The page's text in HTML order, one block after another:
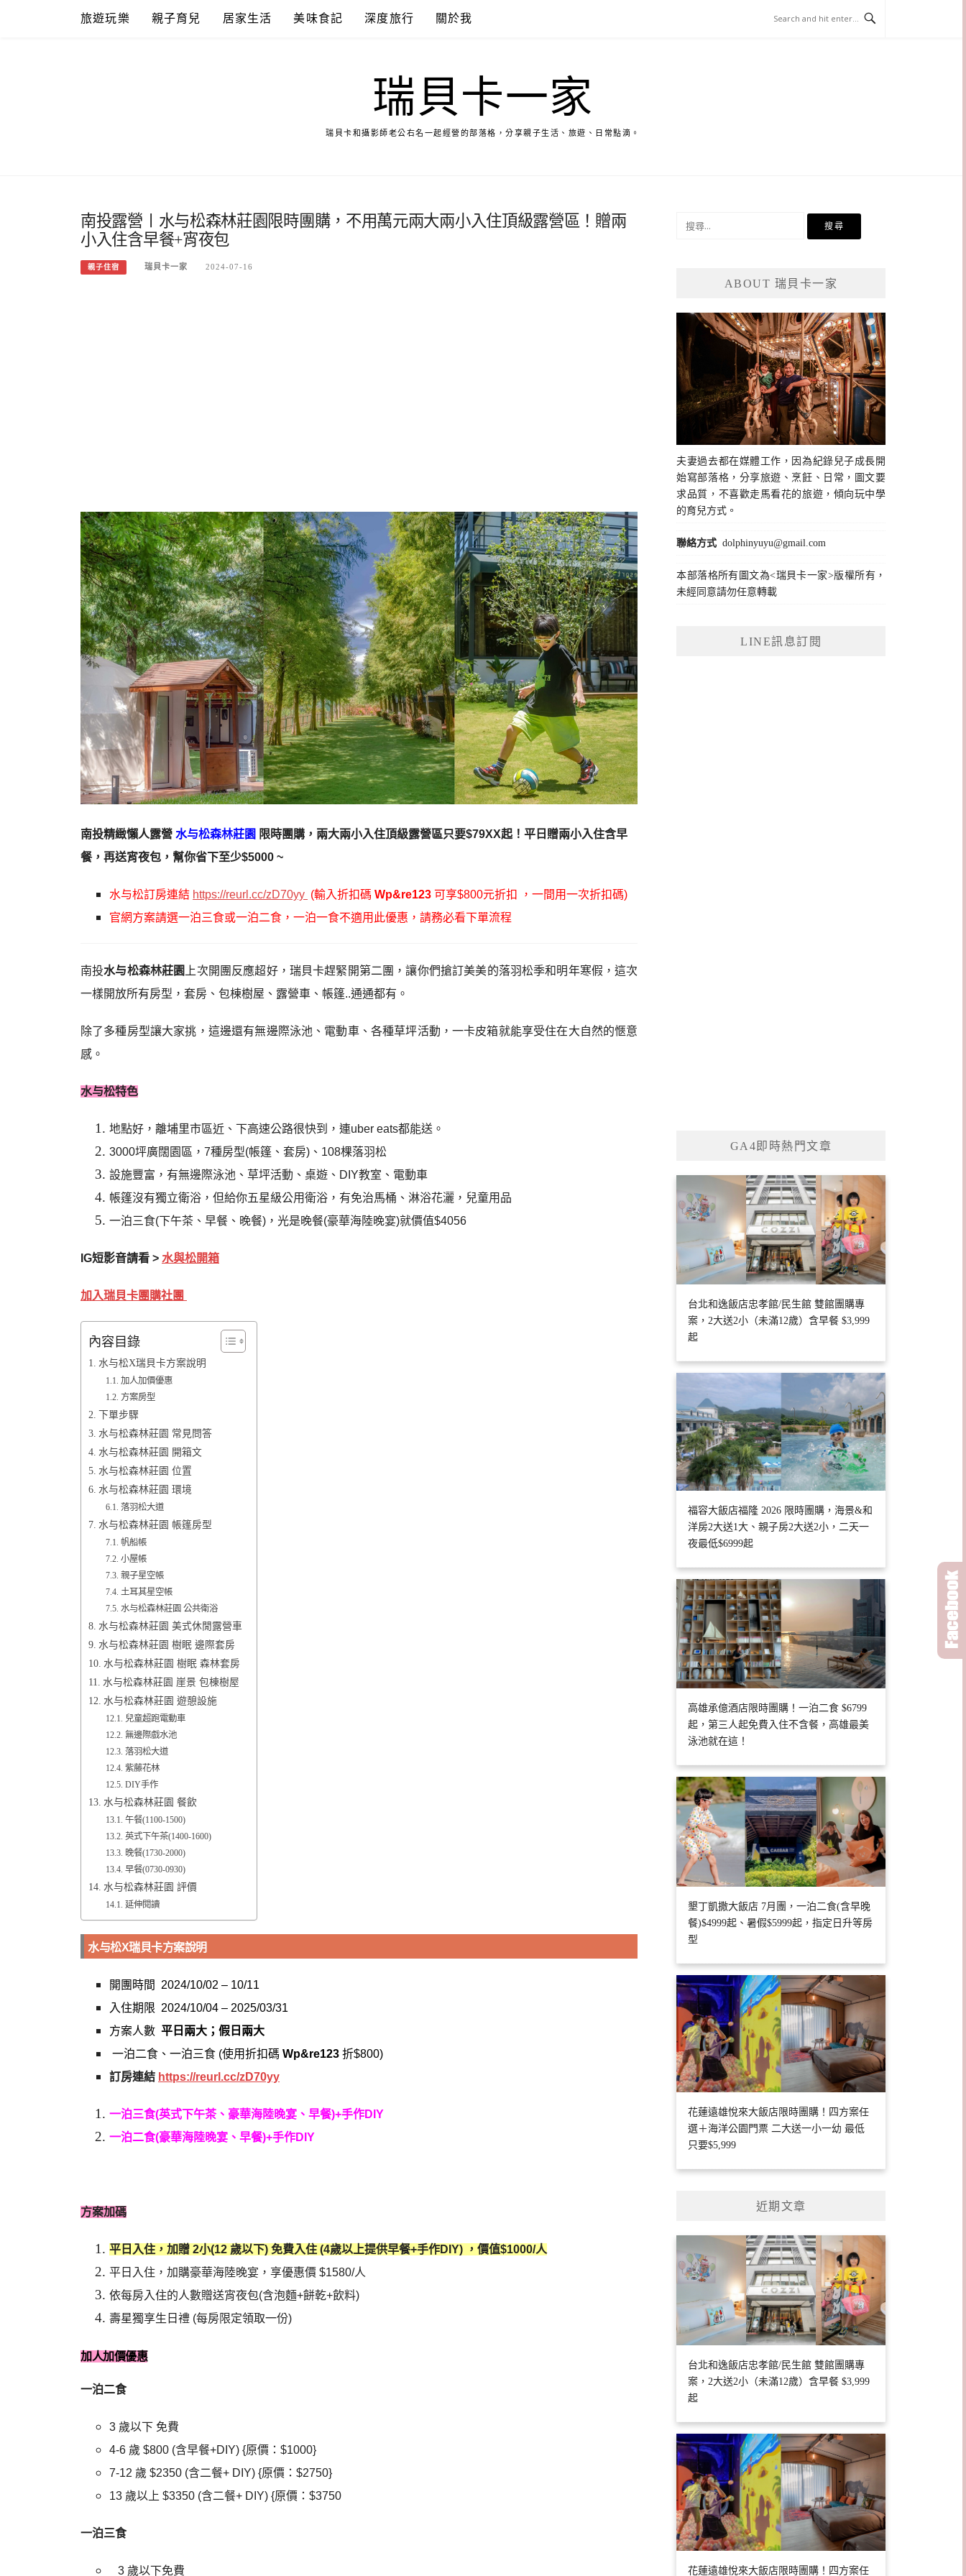
旅遊玩樂 親子育兒 居家生活 美味食記 深度旅行 關於我
瑞貝卡一家
瑞貝卡和攝影師老公右名一起經營的部落格，分享親子生活、旅遊、日常點滴。
南投露營〡水与松森林莊園限時團購，不用萬元兩大兩小入住頂級露營區！贈兩
小入住含早餐+宵夜包
親子住宿 瑞貝卡一家 2024-07-16
南投精緻懶人露營 水与松森林莊園 限時團購， 兩大兩小入住頂級露營區只要$79XX起！ 平日贈兩小入住含早
餐，再送宵夜包，幫你省下至少$5000 ~
水与松訂房連結 https://reurl.cc/zD70yy (輸入折扣碼 Wp&re123 可享$800元折扣 ，一間用一次折扣碼)
官網方案請選一泊三食或一泊二食，一泊一食不適用此優惠，請務必看下單流程
南投水与松森林莊園 上次開團反應超好，瑞貝卡趕緊開第二團，讓你們搶訂美美的落羽松季和明年寒假，這次
一樣開放所有房型，套房、包棟樹屋、露營車、帳篷..通通都有。
除了多種房型讓大家挑，這邊還有無邊際泳池、電動車、各種草坪活動，一卡皮箱就能享受住在大自然的愜意
感。
水与松特色
地點好，離埔里市區近、下高速公路很快到，連uber eats都能送。
3000坪廣闊園區，7種房型(帳篷、套房)、108棵落羽松
設施豐富，有無邊際泳池、草坪活動、桌遊、DIY教室、電動車
帳篷沒有獨立衛浴，但給你五星級公用衛浴，有免治馬桶、淋浴花灑，兒童用品
一泊三食(下午茶、早餐、晚餐)，光是晚餐(豪華海陸晚宴)就價值$4056
IG短影音請看 > 水與松開箱
加入瑞貝卡團購社團
內容目錄
水与松X瑞貝卡方案說明
加人加價優惠
方案房型
下單步驟
水与松森林莊園 常見問答
水与松森林莊園 開箱文
水与松森林莊園 位置
水与松森林莊園 環境
落羽松大道
水与松森林莊園 帳篷房型
帆船帳
小屋帳
親子星空帳
土耳其星空帳
水与松森林莊園 公共衛浴
水与松森林莊園 美式休閒露營車
水与松森林莊園 樹眠 邊際套房
水与松森林莊園 樹眠 森林套房
水与松森林莊園 崖景 包棟樹屋
水与松森林莊園 遊憩設施
兒童超跑電動車
無邊際戲水池
落羽松大道
紫藤花林
DIY手作
水与松森林莊園 餐飲
午餐(1100-1500)
英式下午茶(1400-1600)
晚餐(1730-2000)
早餐(0730-0930)
水与松森林莊園 評價
延伸閱讀
水与松X瑞貝卡方案說明
開團時間 2024/10/02 – 10/11
入住期限 2024/10/04 – 2025/03/31
方案人數 平日兩大 ；假日兩大
一泊二食、一泊三食 (使用折扣碼 Wp&re123 折$800)
訂房連結 https://reurl.cc/zD70yy
一泊三食(英式下午茶、豪華海陸晚宴、早餐)+手作DIY
一泊二食(豪華海陸晚宴、早餐)+手作DIY
方案加碼
平日入住，加贈 2小(12 歲以下) 免費入住 (4歲以上提供早餐+手作DIY) ，價值$1000/人
平日入住，加購豪華海陸晚宴，享優惠價 $1580/人
依每房入住的人數贈送宵夜包(含泡麵+餅乾+飲料)
壽星獨享生日禮 (每房限定領取一份)
加人加價優惠
一泊二食
3 歲以下 免費
4-6 歲 $800 (含早餐+DIY) {原價：$1000}
7-12 歲 $2350 (含二餐+ DIY) {原價：$2750}
13 歲以上 $3350 (含二餐+ DIY) {原價：$3750
一泊三食
3 歲以下免費
ABOUT 瑞貝卡一家
夫妻過去都在媒體工作，因為紀錄兒子成長開
始寫部落格，分享旅遊、烹飪、日常，圖文要
求品質，不喜歡走馬看花的旅遊，傾向玩中學
的育兒方式。
聯絡方式 dolphinyuyu@gmail.com
本部落格所有圖文為<瑞貝卡一家>版權所有，
未經同意請勿任意轉載
LINE訊息訂閱
GA4即時熱門文章
台北和逸飯店忠孝館/民生館 雙館團購專
案，2大送2小（未滿12歲）含早餐 $3,999
起
福容大飯店福隆 2026 限時團購，海景&和
洋房2大送1大、親子房2大送2小，二天一
夜最低$6999起
高雄承億酒店限時團購！一泊二食 $6799
起，第三人起免費入住不含餐，高雄最美
泳池就在這！
墾丁凱撒大飯店 7月團，一泊二食(含早晚
餐)$4999起、暑假$5999起，指定日升等房
型
花蓮遠雄悅來大飯店限時團購！四方案任
選＋海洋公園門票 二大送一小一幼 最低
只要$5,999
近期文章
台北和逸飯店忠孝館/民生館 雙館團購專
案，2大送2小（未滿12歲）含早餐 $3,999
起
花蓮遠雄悅來大飯店限時團購！四方案任